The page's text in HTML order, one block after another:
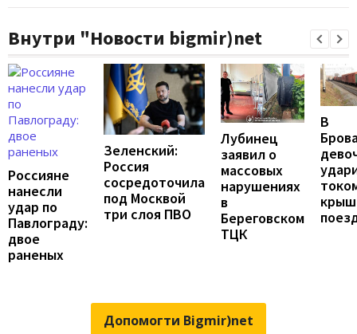
Внутри "Новости bigmir)net
Россияне
нанесли
удар по
Павлограду:
двое
раненых
Зеленский:
Россия
сосредоточила
под Москвой
три слоя ПВО
Лубинец
заявил о
массовых
нарушениях
в
Береговском
ТЦК
В
Допомогти Bigmir)net